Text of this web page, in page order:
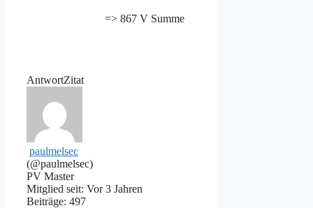
=> 867 V Summe
AntwortZitat
paulmelsec
(@paulmelsec)
PV Master
Mitglied seit: Vor 3 Jahren
Beiträge: 497